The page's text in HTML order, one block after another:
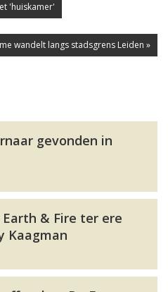
'huiskamer'
wandelt langs stadsgrens Leiden »
gevonden in
& Fire ter ere
Kaagman